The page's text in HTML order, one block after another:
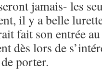
jamais- les
il y a belle
fait son entrée
dès lors de
porter.